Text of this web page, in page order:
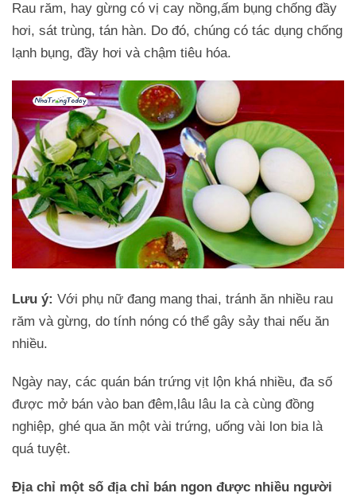
Rau răm, hay gừng có vị cay nồng,ấm bụng chống đầy
hơi, sát trùng, tán hàn. Do đó, chúng có tác dụng chống
lạnh bụng, đầy hơi và chậm tiêu hóa.
Lưu ý: Với phụ nữ đang mang thai, tránh ăn nhiều rau
răm và gừng, do tính nóng có thể gây sảy thai nếu ăn
nhiều.
Ngày nay, các quán bán trứng vịt lộn khá nhiều, đa số
được mở bán vào ban đêm,lâu lâu la cà cùng đồng
nghiệp, ghé qua ăn một vài trứng, uống vài lon bia là
quá tuyệt.
Địa chỉ một số địa chỉ bán ngon được nhiều người